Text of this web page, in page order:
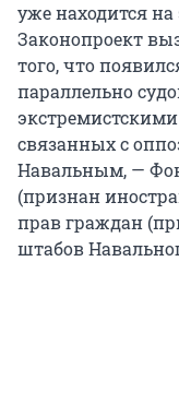
уже находится на
Законопроект
того, что
параллельно
связанных с
Навальным, —
(признан
прав граждан
штабов